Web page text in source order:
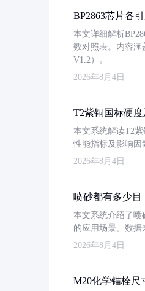
BP2863芯片各
本文详细解析
数对照表。内容涵
V1.2）。
2026年8月4日
T2紫铜国标硬
本文系统解读T2
性能指标及影响因
2026年8月4日
喷砂都有多少目
本文系统介绍了喷
的应用场景。数据
2026年8月4日
M20化学锚栓尺